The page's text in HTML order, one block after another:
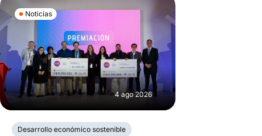
Noticias
4 ago 2026
Desarrollo económico sostenible